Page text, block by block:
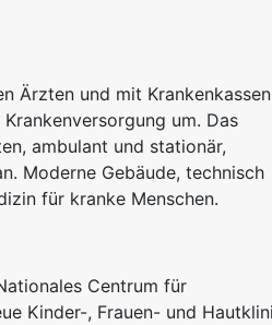
Ärzten und mit Krankenkassen
um. Das
ambulant und stationär,
Moderne Gebäude, technisch
für kranke Menschen.
Centrum für
Kinder-, Frauen- und